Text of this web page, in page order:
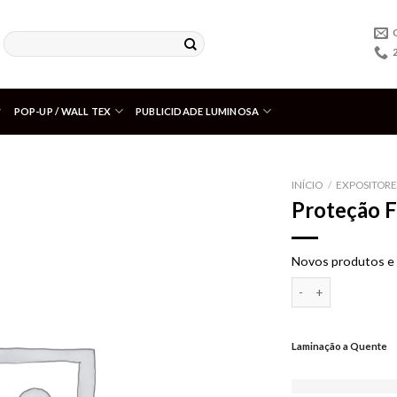
POP-UP / WALL TEX PUBLICIDADE LUMINOSA
INÍCIO /
Proteção
Novos produtos e
Laminação a Quente